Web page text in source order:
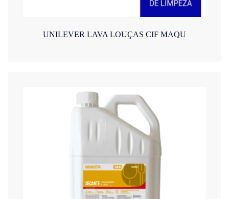
UNILEVER LAVA LOUÇAS CIF MAQU